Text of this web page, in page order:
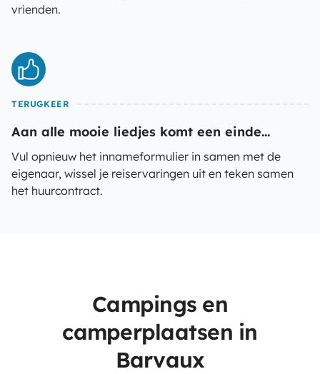
vrienden.
TERUGKEER
Aan alle mooie liedjes komt een einde...
Vul opnieuw het innameformulier in samen met de
eigenaar, wissel je reiservaringen uit en teken samen
het huurcontract.
Campings en
camperplaatsen in
Barvaux